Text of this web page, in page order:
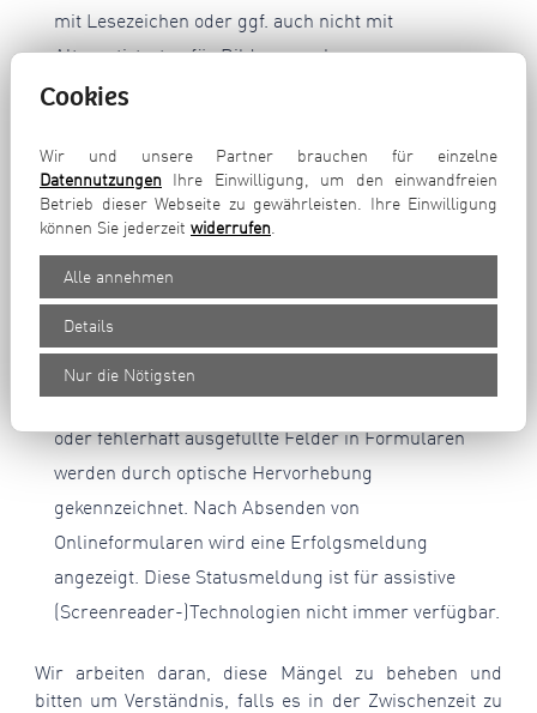
mit Lesezeichen oder ggf. auch nicht mit
Alternativtexten für Bilder versehen.
Drittanbieter-Dienste
Kartendienste) wird die Barrierefreiheit nicht oder
nur teilweise gewährleistet.
Bedienbarkeit per Tastaturbefehl
eingeschränkt möglich. Nicht alle Tools und
Funktionen der Webseite lassen sich per
Tastaturbefehl auswählen.
Kontakt- bzw. Onlineformulare Fehlende Angaben
oder fehlerhaft ausgefüllte Felder in Formularen
werden durch optische Hervorhebung
gekennzeichnet. Nach Absenden von
Onlineformularen wird eine Erfolgsmeldung
angezeigt. Diese Statusmeldung ist für assistive
(Screenreader-)Technologien nicht immer verfügbar.
Wir arbeiten daran, diese Mängel zu beheben und
bitten um Verständnis, falls es in der Zwischenzeit zu
Cookies
Wir und unsere Partner brauchen für einzelne
Datennutzungen Ihre Einwilligung, um den einwandfreien
Betrieb dieser Webseite zu gewährleisten. Ihre Einwilligung
können Sie jederzeit widerrufen
Alle annehmen
Details
Nur die Nötigsten